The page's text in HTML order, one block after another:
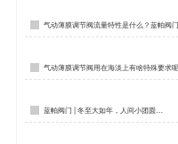
气动薄膜调节阀流量特性是什么？蓝帕阀
气动薄膜调节阀用在海淡上有啥特殊要求
蓝帕阀门 | 冬至大如年，人间小团圆…